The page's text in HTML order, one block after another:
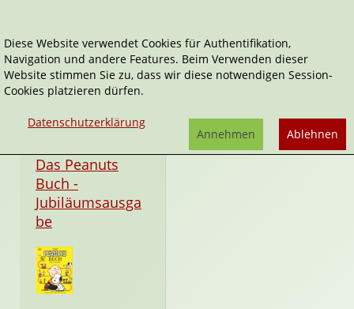
Simon Beecroft
Das Peanuts
Buch -
Jubiläumsausga
be
Diese Website verwendet Cookies für Authentifikation,
Navigation und andere Features. Beim Verwenden dieser
Website stimmen Sie zu, dass wir diese notwendigen Session-
Cookies platzieren dürfen.
Datenschutzerklärung
Ablehnen
Annehmen